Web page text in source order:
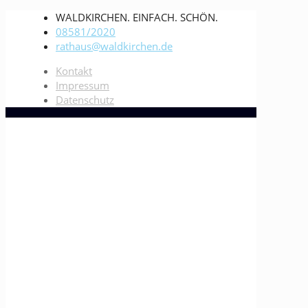
WALDKIRCHEN. EINFACH. SCHÖN.
08581/2020
rathaus@waldkirchen.de
Kontakt
Impressum
Datenschutz